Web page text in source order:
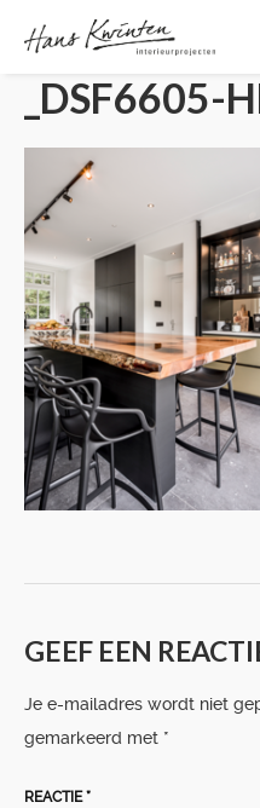
_DSF6605-
GEEF EEN
Je e-mailadres wordt niet
gemarkeerd met *
REACTIE*